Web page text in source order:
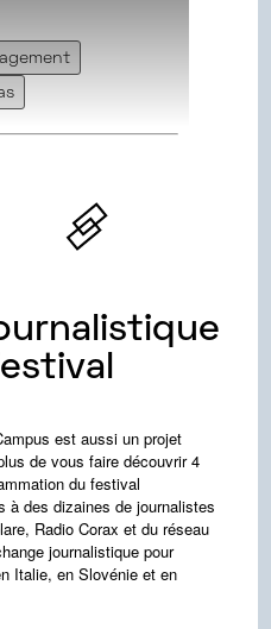
est aussi un projet
de vous faire découvrir 4
du festival
à des dizaines de journalistes
Radio Corax et du réseau
journalistique pour
Italie, en Slovénie et en